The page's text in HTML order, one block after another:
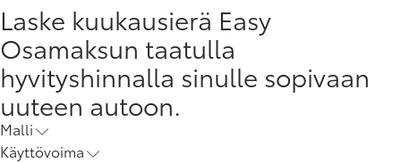
Laske kuukausierä Easy
Osamaksun taatulla
hyvityshinnalla sinulle sopivaan
uuteen autoon.
Malli
Käyttövoima